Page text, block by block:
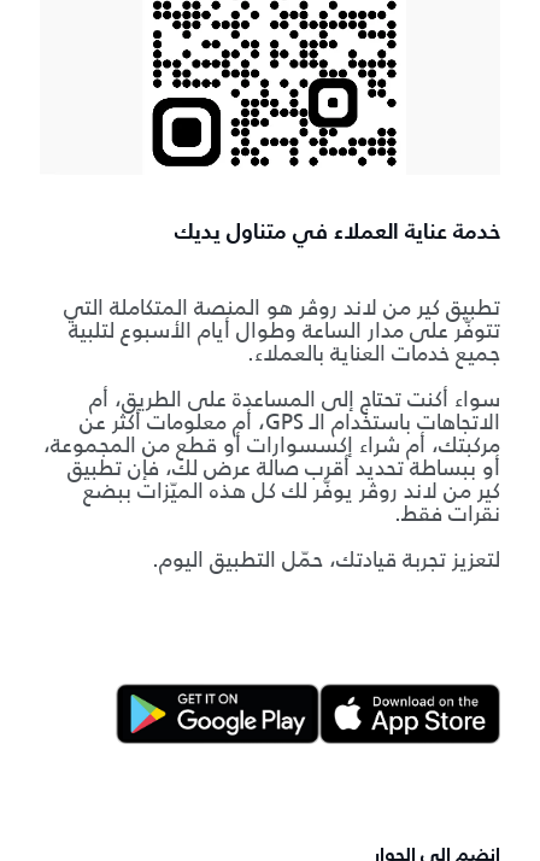
خدمة عناية العملاء في متناول يديك
تطبيق كير من لاند روڤر هو المنصة المتكاملة التي
تتوفّر على مدار الساعة وطوال أيام الأسبوع لتلبية
جميع خدمات العناية بالعملاء.
سواء أكنت تحتاج إلى المساعدة على الطريق، أم
الاتجاهات باستخدام الـ GPS، أم معلومات أكثر عن
مركبتك، أم شراء إكسسوارات أو قطع من المجموعة،
أو ببساطة تحديد أقرب صالة عرض لك، فإن تطبيق
كير من لاند روڤر يوفّر لك كل هذه الميّزات ببضع
نقرات فقط.
لتعزيز تجربة قيادتك، حمّل التطبيق اليوم.
انضم إلى الحوار